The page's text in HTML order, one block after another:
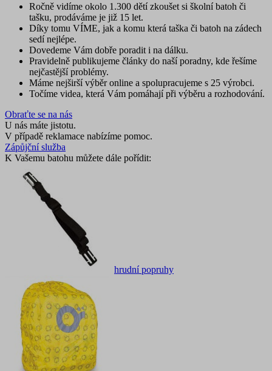
Ročně vidíme okolo 1.300 dětí zkoušet si školní batoh či
tašku, prodáváme je již 15 let.
Díky tomu VÍME, jak a komu která taška či batoh na zádech
sedí nejlépe.
Dovedeme Vám dobře poradit i na dálku.
Pravidelně publikujeme články do naší poradny, kde řešíme
nejčastější problémy.
Máme nejširší výběr online a spolupracujeme s 25 výrobci.
Točíme videa, která Vám pomáhají při výběru a rozhodování.
Obraťte se na nás
U nás máte jistotu.
V případě reklamace nabízíme pomoc.
Zápůjční služba
K Vašemu batohu můžete dále pořídit:
hrudní popruhy